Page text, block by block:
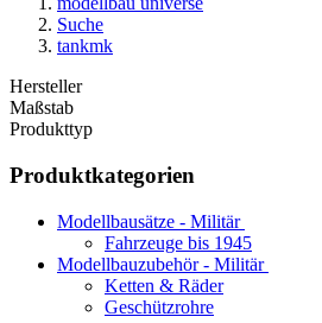
Suche
tankmk
Hersteller
Maßstab
Produkttyp
Produktkategorien
Modellbausätze - Militär
Fahrzeuge bis 1945
Modellbauzubehör - Militär
Ketten & Räder
Geschützrohre